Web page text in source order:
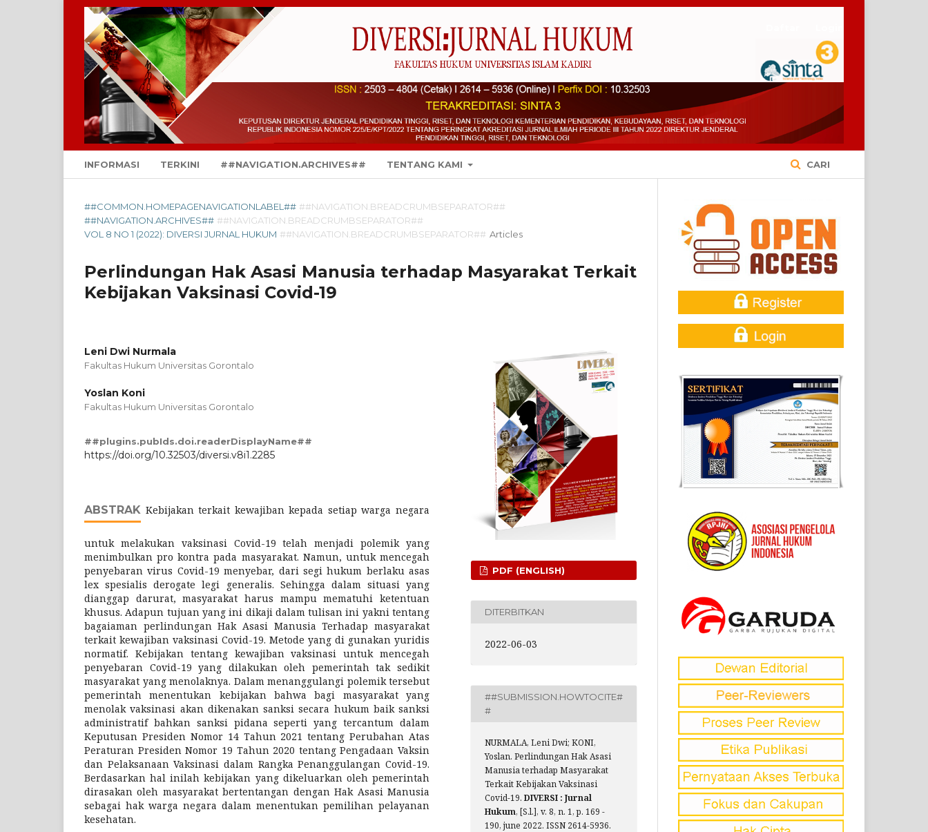
INFORMASI TERKINI ##NAVIGATION.ARCHIVES## TENTANG KAMI CARI
##COMMON.HOMEPAGENAVIGATIONLABEL## ##NAVIGATION.BREADCRUMBSEPARATOR##
##NAVIGATION.ARCHIVES## ##NAVIGATION.BREADCRUMBSEPARATOR##
VOL 8 NO 1 (2022): DIVERSI JURNAL HUKUM ##NAVIGATION.BREADCRUMBSEPARATOR## Articles
Perlindungan Hak Asasi Manusia terhadap Masyarakat Terkait
Kebijakan Vaksinasi Covid-19
Leni Dwi Nurmala
Fakultas Hukum Universitas Gorontalo
Yoslan Koni
Fakultas Hukum Universitas Gorontalo
##plugins.pubIds.doi.readerDisplayName##
https://doi.org/10.32503/diversi.v8i1.2285
ABSTRAK Kebijakan terkait kewajiban kepada setiap warga negara
untuk melakukan vaksinasi Covid-19 telah menjadi polemik yang
menimbulkan pro kontra pada masyarakat. Namun, untuk mencegah
penyebaran virus Covid-19 menyebar, dari segi hukum berlaku asas
lex spesialis derogate legi generalis. Sehingga dalam situasi yang
dianggap darurat, masyarakat harus mampu mematuhi ketentuan
khusus. Adapun tujuan yang ini dikaji dalam tulisan ini yakni tentang
bagaiaman perlindungan Hak Asasi Manusia Terhadap masyarakat
terkait kewajiban vaksinasi Covid-19. Metode yang di gunakan yuridis
normatif. Kebijakan tentang kewajiban vaksinasi untuk mencegah
penyebaran Covid-19 yang dilakukan oleh pemerintah tak sedikit
masyarakat yang menolaknya. Dalam menanggulangi polemik tersebut
pemerintah menentukan kebijakan bahwa bagi masyarakat yang
menolak vaksinasi akan dikenakan sanksi secara hukum baik sanksi
administratif bahkan sanksi pidana seperti yang tercantum dalam
Keputusan Presiden Nomor 14 Tahun 2021 tentang Perubahan Atas
Peraturan Presiden Nomor 19 Tahun 2020 tentang Pengadaan Vaksin
dan Pelaksanaan Vaksinasi dalam Rangka Penanggulangan Covid-19.
Berdasarkan hal inilah kebijakan yang dikeluarkan oleh pemerintah
dirasakan oleh masyarakat bertentangan dengan Hak Asasi Manusia
sebagai hak warga negara dalam menentukan pemilihan pelayanan
kesehatan.
PDF (ENGLISH)
DITERBITKAN
2022-06-03
##SUBMISSION.HOWTOCITE#
#
NURMALA, Leni Dwi; KONI,
Yoslan. Perlindungan Hak Asasi
Manusia terhadap Masyarakat
Terkait Kebijakan Vaksinasi
Covid-19. DIVERSI : Jurnal
Hukum, [S.l.], v. 8, n. 1, p. 169 -
190, june 2022. ISSN 2614-5936.